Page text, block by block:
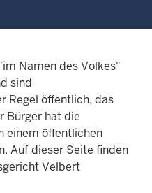
Namen des Volkes"
sind
Regel öffentlich, das
Bürger hat die
einem öffentlichen
Auf dieser Seite finden
Velbert